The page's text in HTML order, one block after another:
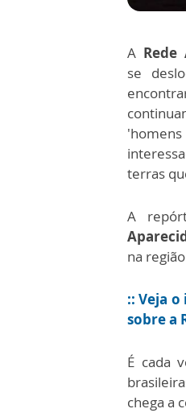
A Rede
se
terras
A
na
:: Veja
sobre a
É cada
chega a